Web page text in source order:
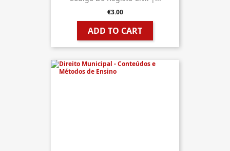
€3.00
ADD TO CART